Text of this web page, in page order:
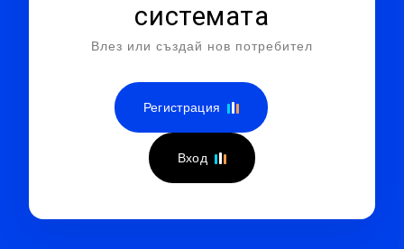
системата
Влез или създай нов потребител
Регистрация
Вход